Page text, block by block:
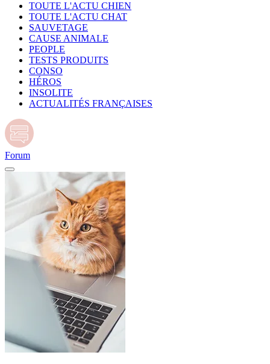
TOUTE L'ACTU CHIEN
TOUTE L'ACTU CHAT
SAUVETAGE
CAUSE ANIMALE
PEOPLE
TESTS PRODUITS
CONSO
HÉROS
INSOLITE
ACTUALITÉS FRANÇAISES
Forum